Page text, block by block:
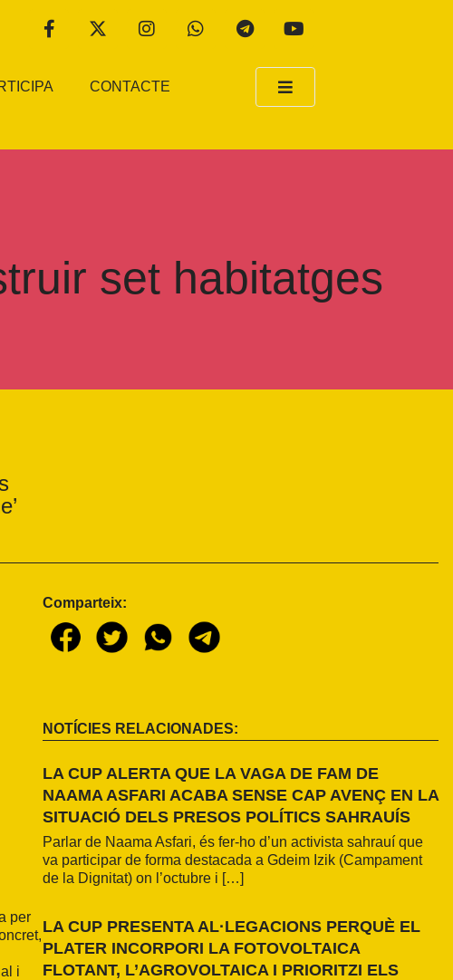
CONTACTE
set habitatges
per
i
Comparteix:
NOTÍCIES RELACIONADES:
LA CUP ALERTA QUE LA VAGA DE FAM DE
NAAMA ASFARI ACABA SENSE CAP AVENÇ EN LA
SITUACIÓ DELS PRESOS POLÍTICS SAHRAUÍS
Parlar de Naama Asfari, és fer-ho d’un activista sahrauí que
va participar de forma destacada a Gdeim Izik (Campament
de la Dignitat) on l’octubre i […]
LA CUP PRESENTA AL·LEGACIONS PERQUÈ EL
PLATER INCORPORI LA FOTOVOLTAICA
FLOTANT, L’AGROVOLTAICA I PRIORITZI ELS